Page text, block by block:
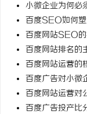
小微企业为何必
百度SEO如何
百度网站SEO
百度网站排名的
百度网站运营的
百度广告对小微
百度网站运营对
百度广告投产比